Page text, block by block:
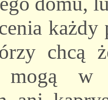
chcą
mogą w